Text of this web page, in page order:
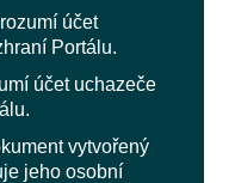
účet
Portálu.
účet uchazeče
vytvořený
jeho osobní